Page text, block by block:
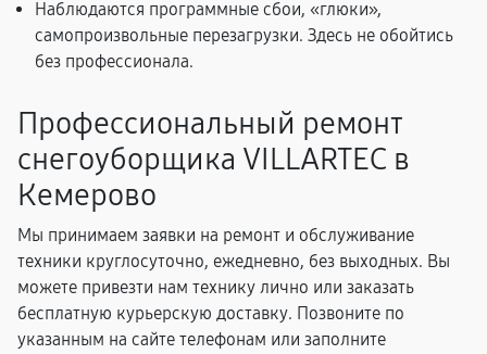
Наблюдаются программные сбои, «глюки»,
самопроизвольные перезагрузки. Здесь не обойтись
без профессионала.
Профессиональный ремонт
снегоуборщика VILLARTEC в
Кемерово
Мы принимаем заявки на ремонт и обслуживание
техники круглосуточно, ежедневно, без выходных. Вы
можете привезти нам технику лично или заказать
бесплатную курьерскую доставку. Позвоните по
указанным на сайте телефонам или заполните